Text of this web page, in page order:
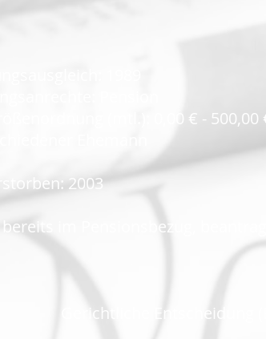
(mtl.): 0,00 € - 500,00
2003
im Pensionsbezug,
Gerichtliche Entscheidung